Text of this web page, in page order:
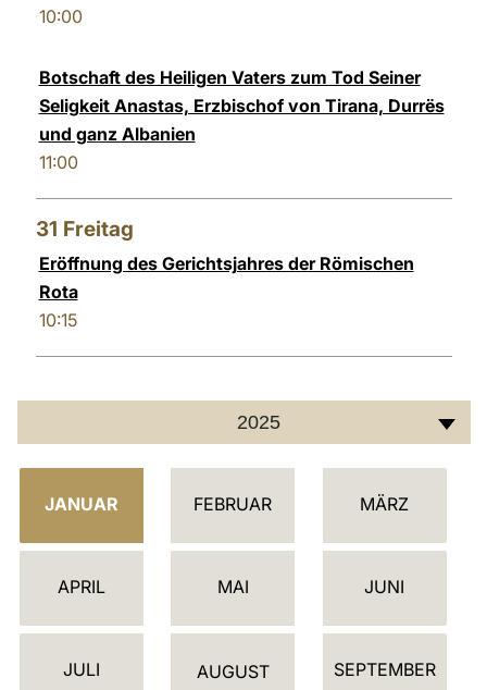
10:00
Botschaft des Heiligen Vaters zum Tod Seiner
Seligkeit Anastas, Erzbischof von Tirana, Durrës
und ganz Albanien
11:00
31 Freitag
Eröffnung des Gerichtsjahres der Römischen
Rota
10:15
2025
K
L
D
JANUAR FEBRUAR MÄRZ
APRIL MAI JUNI
JULI AUGUST SEPTEMBER